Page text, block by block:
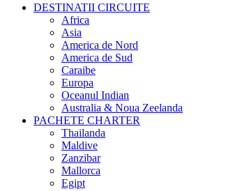
DESTINATII CIRCUITE
Africa
Asia
America de Nord
America de Sud
Caraibe
Europa
Oceanul Indian
Australia & Noua Zeelanda
PACHETE CHARTER
Thailanda
Maldive
Zanzibar
Mallorca
Egipt